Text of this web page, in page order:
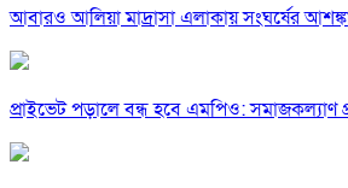
আবারও আলিয়া মাদ্রাসা এলাকায় সংঘর্ষের
প্রাইভেট পড়ালে বন্ধ হবে এমপিও: সমাজকল্যাণ